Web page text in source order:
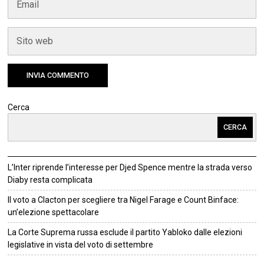
Cerca
CERCA
L’Inter riprende l’interesse per Djed Spence mentre la strada verso
Diaby resta complicata
Il voto a Clacton per scegliere tra Nigel Farage e Count Binface:
un’elezione spettacolare
La Corte Suprema russa esclude il partito Yabloko dalle elezioni
legislative in vista del voto di settembre